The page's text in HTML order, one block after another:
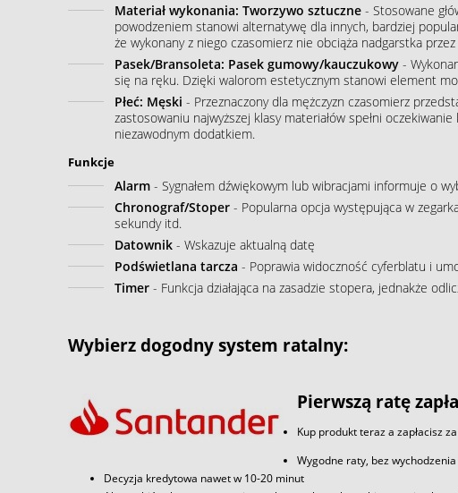
Materiał wykonania: Tworzywo sztuczne- Stosowane
powodzeniem stanowi alternatywę dla innych, bardziej
że wykonany z niego czasomierz nie obciąża nadgarstka
Pasek/Bransoleta: Pasek gumowy/kauczukowy-
się na ręku. Dzięki walorom estetycznym stanowi element
Płeć: Męski - Przeznaczony dla mężczyzn czasomierz
zastosowaniu najwyższej klasy materiałów spełni
niezawodnym dodatkiem.
Funkcje
Alarm- Sygnałem dźwiękowym lub wibracjami informuje o
Chronograf/Stoper- Popularna opcja występująca w
sekundy itd.
Datownik- Wskazuje aktualną datę
Podświetlana tarcza - Poprawia widoczność cyferblatu i
Timer- Funkcja działająca na zasadzie stopera, jednakże
Wybierz dogodny system ratalny:
Pierwszą ratę
Kup produkt teraz a zapłacisz
Wygodne raty, bez
Decyzja kredytowa nawet w 10-20 minut